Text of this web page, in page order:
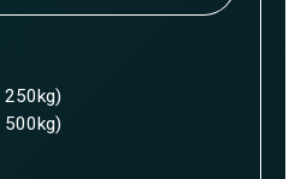
250kg)
500kg)